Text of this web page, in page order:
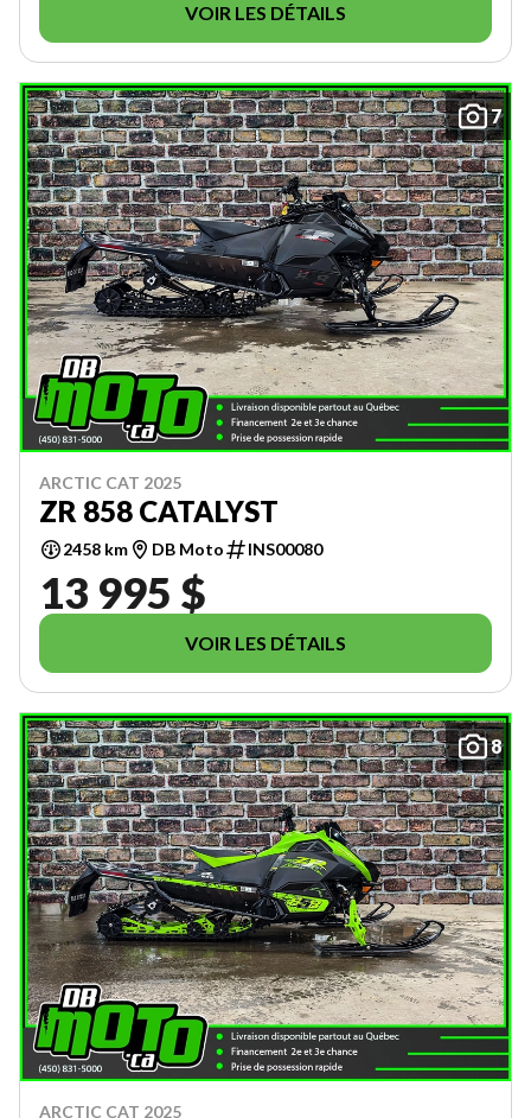
VOIR LES DÉTAILS
7
ARCTIC CAT 2025
ZR 858 CATALYST
2458 km DB Moto INS00080
13 995 $
VOIR LES DÉTAILS
8
ARCTIC CAT 2025